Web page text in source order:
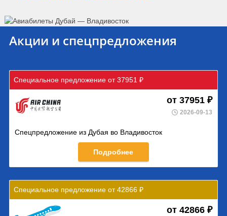
Акции и спецпредложения
Специальное предложение от 37951 ₽
от 37951 ₽
2026-09-13
Спецпредложение из Дубая во Владивосток
Подробнее
Специальное предложение от 42866 ₽
от 42866 ₽